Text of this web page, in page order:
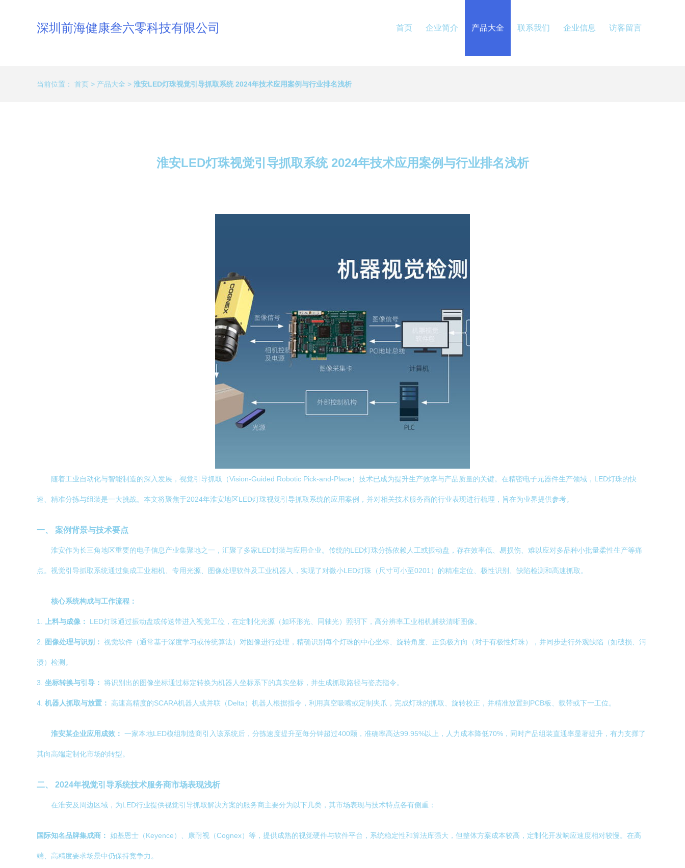
深圳前海健康叁六零科技有限公司 首页 企业简介 产品大全 联系我们 企业信息 访客留言
当前位置： 首页 > 产品大全 > 淮安LED灯珠视觉引导抓取系统 2024年技术应用案例与行业排名浅析
淮安LED灯珠视觉引导抓取系统 2024年技术应用案例与行业排名浅析
随着工业自动化与智能制造的深入发展，视觉引导抓取（Vision-Guided Robotic Pick-and-Place）技术已成为提升生产效率与产品质量的关键。在精密电子元器件生产领域，LED灯珠的快
速、精准分拣与组装是一大挑战。本文将聚焦于2024年淮安地区LED灯珠视觉引导抓取系统的应用案例，并对相关技术服务商的行业表现进行梳理，旨在为业界提供参考。
一、 案例背景与技术要点
淮安作为长三角地区重要的电子信息产业集聚地之一，汇聚了多家LED封装与应用企业。传统的LED灯珠分拣依赖人工或振动盘，存在效率低、易损伤、难以应对多品种小批量柔性生产等痛
点。视觉引导抓取系统通过集成工业相机、专用光源、图像处理软件及工业机器人，实现了对微小LED灯珠（尺寸可小至0201）的精准定位、极性识别、缺陷检测和高速抓取。
核心系统构成与工作流程：
1. 上料与成像： LED灯珠通过振动盘或传送带进入视觉工位，在定制化光源（如环形光、同轴光）照明下，高分辨率工业相机捕获清晰图像。
2. 图像处理与识别： 视觉软件（通常基于深度学习或传统算法）对图像进行处理，精确识别每个灯珠的中心坐标、旋转角度、正负极方向（对于有极性灯珠），并同步进行外观缺陷（如破损、污
渍）检测。
3. 坐标转换与引导： 将识别出的图像坐标通过标定转换为机器人坐标系下的真实坐标，并生成抓取路径与姿态指令。
4. 机器人抓取与放置： 高速高精度的SCARA机器人或并联（Delta）机器人根据指令，利用真空吸嘴或定制夹爪，完成灯珠的抓取、旋转校正，并精准放置到PCB板、载带或下一工位。
淮安某企业应用成效： 一家本地LED模组制造商引入该系统后，分拣速度提升至每分钟超过400颗，准确率高达99.95%以上，人力成本降低70%，同时产品组装直通率显著提升，有力支撑了
其向高端定制化市场的转型。
二、 2024年视觉引导系统技术服务商市场表现浅析
在淮安及周边区域，为LED行业提供视觉引导抓取解决方案的服务商主要分为以下几类，其市场表现与技术特点各有侧重：
国际知名品牌集成商： 如基恩士（Keyence）、康耐视（Cognex）等，提供成熟的视觉硬件与软件平台，系统稳定性和算法库强大，但整体方案成本较高，定制化开发响应速度相对较慢。在高
端、高精度要求场景中仍保持竞争力。